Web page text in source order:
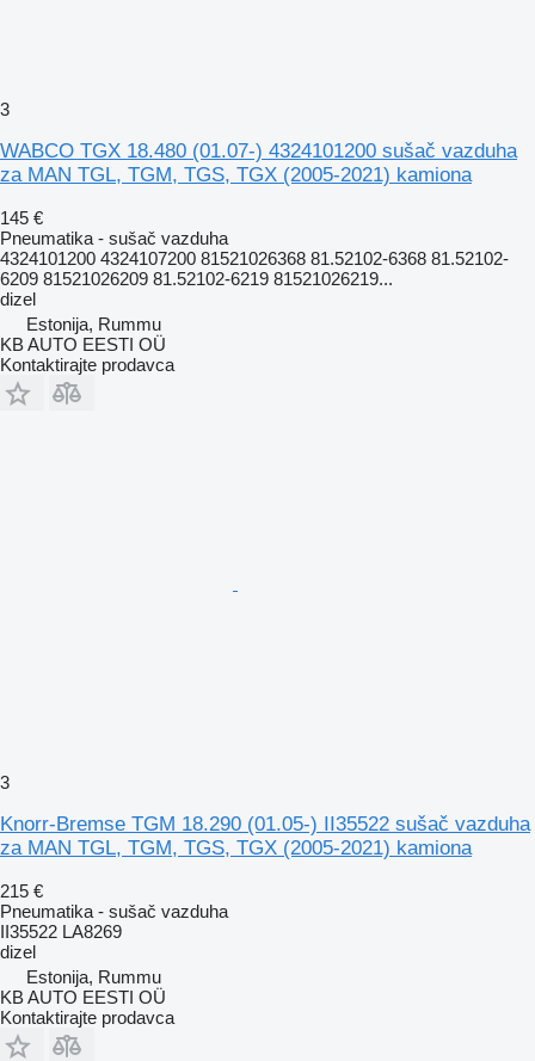
3
WABCO TGX 18.480 (01.07-) 4324101200 sušač vazduha
za MAN TGL, TGM, TGS, TGX (2005-2021) kamiona
145 €
Pneumatika - sušač vazduha
4324101200 4324107200 81521026368 81.52102-6368 81.52102-
6209 81521026209 81.52102-6219 81521026219...
dizel
Estonija, Rummu
KB AUTO EESTI OÜ
Kontaktirajte prodavca
3
Knorr-Bremse TGM 18.290 (01.05-) II35522 sušač vazduha
za MAN TGL, TGM, TGS, TGX (2005-2021) kamiona
215 €
Pneumatika - sušač vazduha
II35522 LA8269
dizel
Estonija, Rummu
KB AUTO EESTI OÜ
Kontaktirajte prodavca